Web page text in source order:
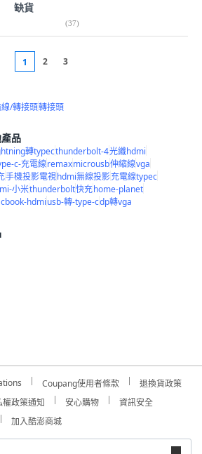
缺貨
(37)
1 2 3
/轉接頭轉接頭
品
轉typecthunderbolt-4光纖hdmi
c-充電線remaxmicrousb伸縮線vga
手機投影電視hdmi無線投影充電線typec
小米thunderbolt快充home-planet
hdmiusb-轉-type-cdp轉vga
Coupang使用者條款
退換貨政策
政策通知 安心購物
資訊安全
加入酷澎商城